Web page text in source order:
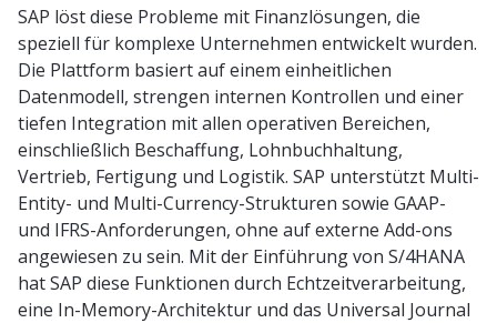
SAP löst diese Probleme mit Finanzlösungen, die
speziell für komplexe Unternehmen entwickelt wurden.
Die Plattform basiert auf einem einheitlichen
Datenmodell, strengen internen Kontrollen und einer
tiefen Integration mit allen operativen Bereichen,
einschließlich Beschaffung, Lohnbuchhaltung,
Vertrieb, Fertigung und Logistik. SAP unterstützt Multi-
Entity- und Multi-Currency-Strukturen sowie GAAP-
und IFRS-Anforderungen, ohne auf externe Add-ons
angewiesen zu sein. Mit der Einführung von S/4HANA
hat SAP diese Funktionen durch Echtzeitverarbeitung,
eine In-Memory-Architektur und das Universal Journal